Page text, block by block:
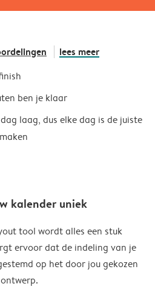
lees meer
ben je klaar
laag, dus elke dag is de juiste
kalender uniek
tool wordt alles een stuk
ervoor dat de indeling van je
op het door jou gekozen
ontwerp.